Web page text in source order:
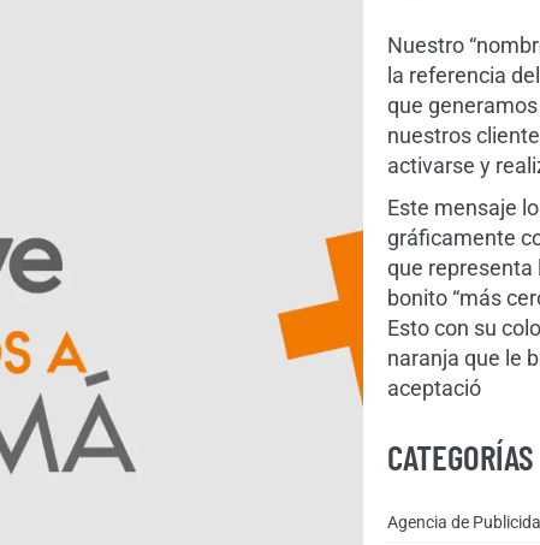
Nuestro
la referencia
que
nuestros
activarse y
Este mensaje
gráficamente
que representa
bonito “más
Esto con su
naranja que le
aceptació
CATEGORÍAS
Agencia de